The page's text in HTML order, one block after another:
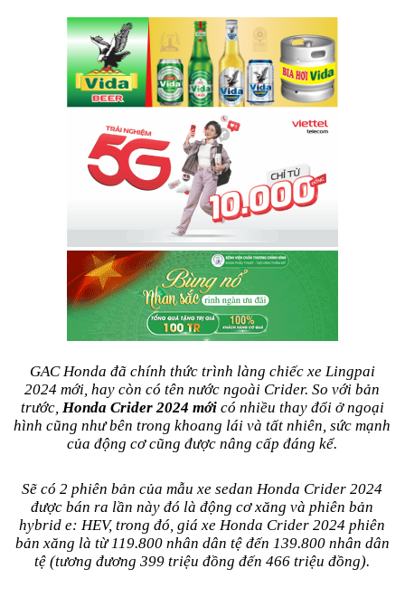
GAC Honda đã chính thức trình làng chiếc xe Lingpai
2024 mới, hay còn có tên nước ngoài Crider. So với bản
trước, Honda Crider 2024 mới có nhiều thay đổi ở ngoại
hình cũng như bên trong khoang lái và tất nhiên, sức mạnh
của động cơ cũng được nâng cấp đáng kể.
Sẽ có 2 phiên bản của mẫu xe sedan Honda Crider 2024
được bán ra lần này đó là động cơ xăng và phiên bản
hybrid e: HEV, trong đó, giá xe Honda Crider 2024 phiên
bản xăng là từ 119.800 nhân dân tệ đến 139.800 nhân dân
tệ (tương đương 399 triệu đồng đến 466 triệu đồng).